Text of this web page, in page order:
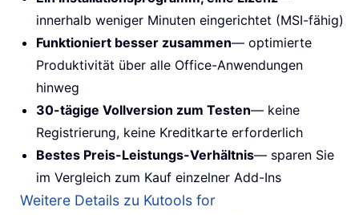
innerhalb weniger Minuten eingerichtet (MSI-fähig)
Funktioniert besser zusammen— optimierte
Produktivität über alle Office-Anwendungen
hinweg
30-tägige Vollversion zum Testen— keine
Registrierung, keine Kreditkarte erforderlich
Bestes Preis-Leistungs-Verhältnis— sparen Sie
im Vergleich zum Kauf einzelner Add-Ins
Weitere Details zu Kutools for